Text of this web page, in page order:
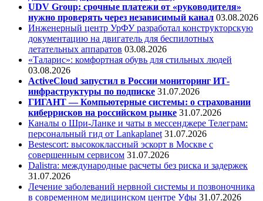
UDV Group: срочные платежи от «руководителя»
нужно проверять через независимый канал 03.08.2026
Инженерный центр УрФУ разработал конструкторскую
документацию на двигатель для беспилотных
летательных аппаратов 03.08.2026
«Таларис»: комфортная обувь для стильных людей
03.08.2026
ActiveCloud запустил в России мониторинг ИТ-
инфраструктуры по подписке 31.07.2026
ГИГАНТ — Компьютерные системы: о страховании
киберрисков на российском рынке 31.07.2026
Каналы о Шри-Ланке и чаты в мессенджере Телеграм:
персональный гид от Lankaplanet 31.07.2026
Bestescort: высококлассный эскорт в Москве с
совершенным сервисом 31.07.2026
Dalistra: международные расчеты без риска и задержек
31.07.2026
Лечение заболеваний нервной системы и позвоночника
в современном медицинском центре Уфы 31.07.2026